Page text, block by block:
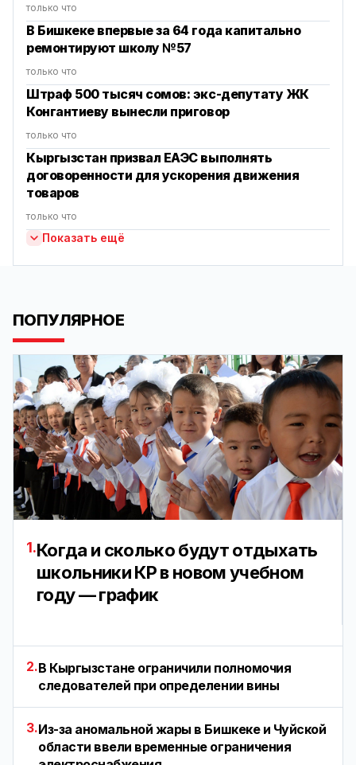
только что
В Бишкеке впервые за 64 года капитально
ремонтируют школу №57
только что
Штраф 500 тысяч сомов: экс-депутату ЖК
Конгантиеву вынесли приговор
только что
Кыргызстан призвал ЕАЭС выполнять
договоренности для ускорения движения
товаров
только что
Показать ещё
ПОПУЛЯРНОЕ
1.Когда и сколько будут отдыхать
школьники КР в новом учебном
году — график
2.В Кыргызстане ограничили полномочия
следователей при определении вины
3.Из-за аномальной жары в Бишкеке и Чуйской
области ввели временные ограничения